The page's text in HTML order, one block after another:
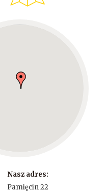
Nasz adres:
Pamięcin 22